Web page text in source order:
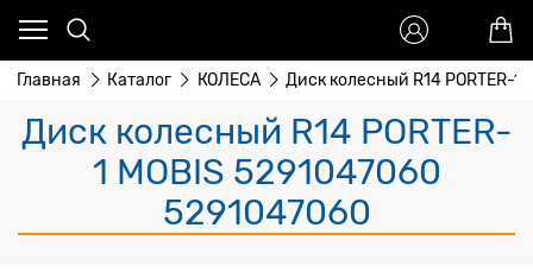
Главная Каталог КОЛЕСА Диск колесный R14 PORTER-1
Диск колесный R14 PORTER-
1 MOBIS 5291047060
5291047060